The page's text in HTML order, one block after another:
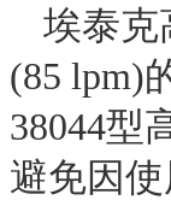
埃泰克
(85 lpm)
38044型
避免因